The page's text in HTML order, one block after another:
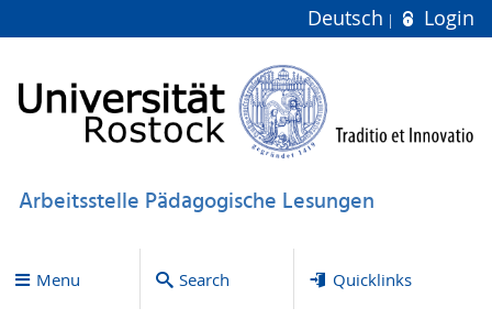
Deutsch Login
Arbeitsstelle Pädagogische Lesungen
Menu Search Quicklinks